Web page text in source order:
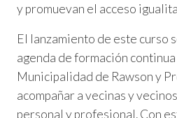
y promuevan el acceso
El lanzamiento de este curso
agenda de formación
Municipalidad de Rawson y
acompañar a vecinas y
personal y profesional. Con